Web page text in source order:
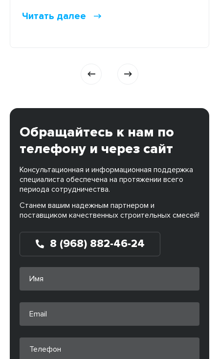
других технологий и методик в строительстве
не существует. К примеру, современные
для малоэтажного […]
Читать далее
Обращайтесь к нам по
телефону и через сайт
Консультационная и информационная поддержка
специалиста обеспечена на протяжении всего
периода сотрудничества.
Станем вашим надежным партнером и
поставщиком качественных строительных смесей!
8 (968) 882-46-24